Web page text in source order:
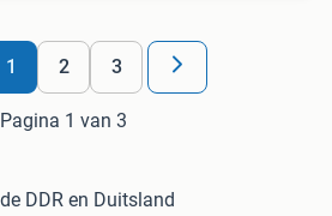
1 2 3
Pagina 1 van 3
DDR en Duitsland